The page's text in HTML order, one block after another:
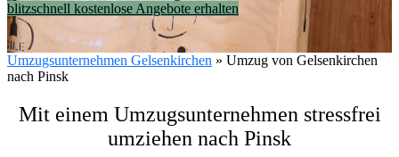
blitzschnell kostenlose Angebote erhalten
Umzugsunternehmen Gelsenkirchen » Umzug von Gelsenkirchen
nach Pinsk
Mit einem Umzugsunternehmen stressfrei
umziehen nach Pinsk